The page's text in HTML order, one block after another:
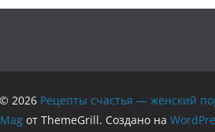
2026 Рецепты счастья — женский
от ThemeGrill. Создано на